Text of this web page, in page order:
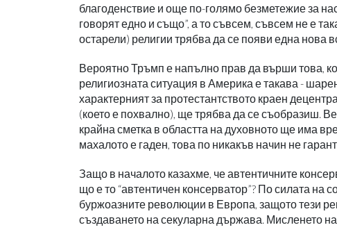
благоденствие и още по-голямо безметежие за
говорят едно и също”, а то съвсем, съвсем не е
остарели) религии трябва да се появи една нова
Вероятно Тръмп е напълно прав да върши това,
религиозната ситуация в Америка е такава -
характерният за протестантството краен
(което е похвално), ще трябва да се съобразиш.
крайна сметка в областта на духовното ще има
махалото е гаден, това по никакъв начин не
Защо в началото казахме, че автентичните
що е то “автентичен консерватор”? По силата на
буржоазните революции в Европа, защото тези
създаването на секуларна държава. Мисленето